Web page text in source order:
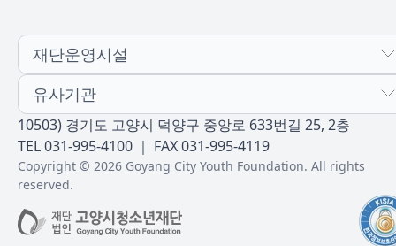
10503) 경기도 고양시 덕양구 중앙로 633번길 25, 2층
TEL 031-995-4100 ｜ FAX 031-995-4119
Copyright © 2026 Goyang City Youth Foundation. All rights
reserved.
재단운영시설
유사기관